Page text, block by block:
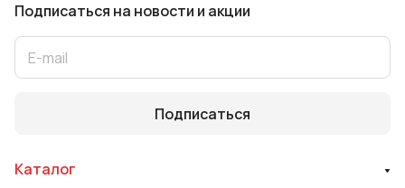
Подписаться на новости и акции
Подписаться
Каталог